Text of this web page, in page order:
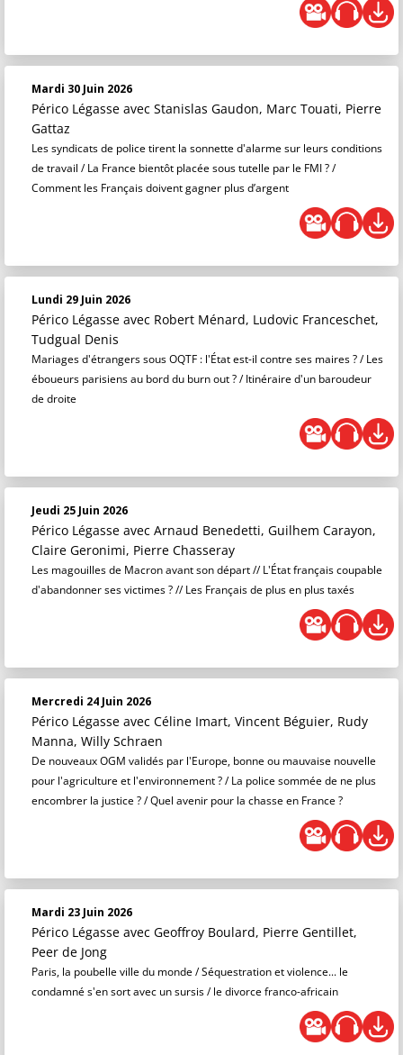
Mardi 30 Juin 2026
Périco Légasse avec Stanislas Gaudon, Marc Touati, Pierre
Gattaz
Les syndicats de police tirent la sonnette d'alarme sur leurs conditions
de travail / La France bientôt placée sous tutelle par le FMI ? /
Comment les Français doivent gagner plus d’argent
Lundi 29 Juin 2026
Périco Légasse avec Robert Ménard, Ludovic Franceschet,
Tudgual Denis
Mariages d'étrangers sous OQTF : l'État est-il contre ses maires ? / Les
éboueurs parisiens au bord du burn out ? / Itinéraire d'un baroudeur
de droite
Jeudi 25 Juin 2026
Périco Légasse avec Arnaud Benedetti, Guilhem Carayon,
Claire Geronimi, Pierre Chasseray
Les magouilles de Macron avant son départ // L'État français coupable
d'abandonner ses victimes ? // Les Français de plus en plus taxés
Mercredi 24 Juin 2026
Périco Légasse avec Céline Imart, Vincent Béguier, Rudy
Manna, Willy Schraen
De nouveaux OGM validés par l'Europe, bonne ou mauvaise nouvelle
pour l'agriculture et l'environnement ? / La police sommée de ne plus
encombrer la justice ? / Quel avenir pour la chasse en France ?
Mardi 23 Juin 2026
Périco Légasse avec Geoffroy Boulard, Pierre Gentillet,
Peer de Jong
Paris, la poubelle ville du monde / Séquestration et violence... le
condamné s'en sort avec un sursis / le divorce franco-africain